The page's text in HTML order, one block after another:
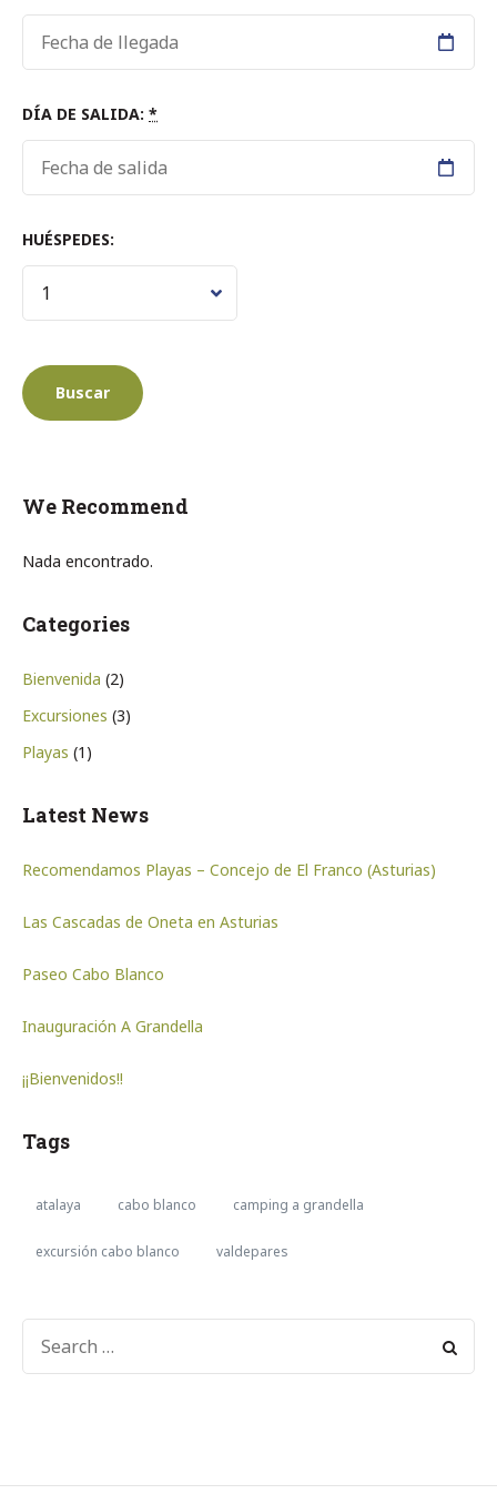
DÍA DE SALIDA: *
HUÉSPEDES:
We Recommend
Nada encontrado.
Categories
Bienvenida (2)
Excursiones (3)
Playas (1)
Latest News
Recomendamos Playas – Concejo de El Franco (Asturias)
Las Cascadas de Oneta en Asturias
Paseo Cabo Blanco
Inauguración A Grandella
¡¡Bienvenidos!!
Tags
atalaya cabo blanco camping a grandella
excursión cabo blanco valdepares
SEARCH
FOR: